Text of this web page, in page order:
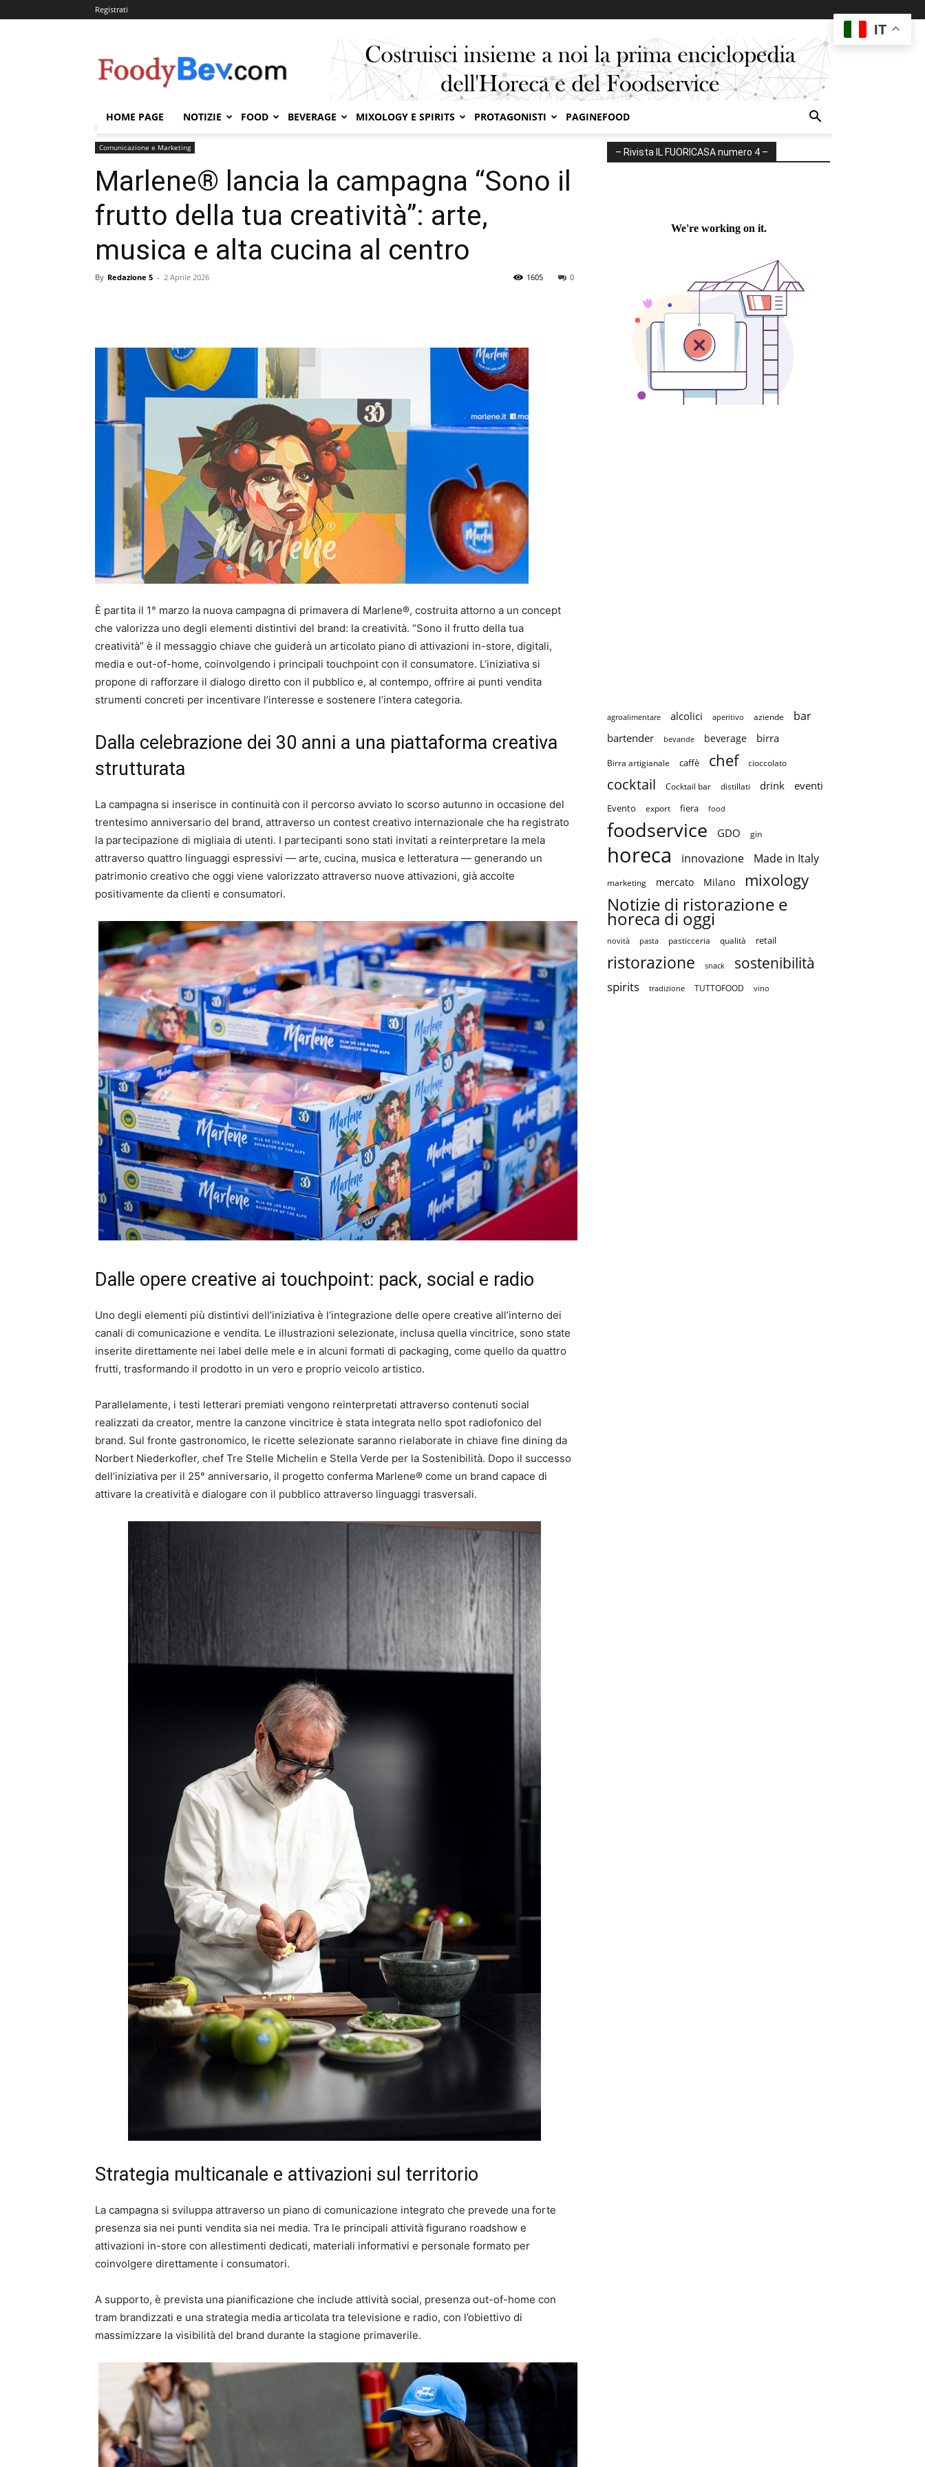
Registrati
HOME PAGE NOTIZIE FOOD BEVERAGE MIXOLOGY E SPIRITS PROTAGONISTI PAGINEFOOD
Home
Comunicazione e Marketing
Marlene® lancia la campagna “Sono il
frutto della tua creatività”: arte,
musica e alta cucina al centro
By Redazione 5 - 2 Aprile 2026 0
1605
È partita il 1° marzo la nuova campagna di primavera di Marlene®, costruita attorno a un concept
che valorizza uno degli elementi distintivi del brand: la creatività. “Sono il frutto della tua
creatività” è il messaggio chiave che guiderà un articolato piano di attivazioni in-store, digitali,
media e out-of-home, coinvolgendo i principali touchpoint con il consumatore. L’iniziativa si
propone di rafforzare il dialogo diretto con il pubblico e, al contempo, offrire ai punti vendita
strumenti concreti per incentivare l’interesse e sostenere l’intera categoria.
Dalla celebrazione dei 30 anni a una piattaforma creativa
strutturata
La campagna si inserisce in continuità con il percorso avviato lo scorso autunno in occasione del
trentesimo anniversario del brand, attraverso un contest creativo internazionale che ha registrato
la partecipazione di migliaia di utenti. I partecipanti sono stati invitati a reinterpretare la mela
attraverso quattro linguaggi espressivi — arte, cucina, musica e letteratura — generando un
patrimonio creativo che oggi viene valorizzato attraverso nuove attivazioni, già accolte
positivamente da clienti e consumatori.
Dalle opere creative ai touchpoint: pack, social e radio
Uno degli elementi più distintivi dell’iniziativa è l’integrazione delle opere creative all’interno dei
canali di comunicazione e vendita. Le illustrazioni selezionate, inclusa quella vincitrice, sono state
inserite direttamente nei label delle mele e in alcuni formati di packaging, come quello da quattro
frutti, trasformando il prodotto in un vero e proprio veicolo artistico.
Parallelamente, i testi letterari premiati vengono reinterpretati attraverso contenuti social
realizzati da creator, mentre la canzone vincitrice è stata integrata nello spot radiofonico del
brand. Sul fronte gastronomico, le ricette selezionate saranno rielaborate in chiave fine dining da
Norbert Niederkofler, chef Tre Stelle Michelin e Stella Verde per la Sostenibilità. Dopo il successo
dell’iniziativa per il 25° anniversario, il progetto conferma Marlene® come un brand capace di
attivare la creatività e dialogare con il pubblico attraverso linguaggi trasversali.
Strategia multicanale e attivazioni sul territorio
La campagna si sviluppa attraverso un piano di comunicazione integrato che prevede una forte
presenza sia nei punti vendita sia nei media. Tra le principali attività figurano roadshow e
attivazioni in-store con allestimenti dedicati, materiali informativi e personale formato per
coinvolgere direttamente i consumatori.
A supporto, è prevista una pianificazione che include attività social, presenza out-of-home con
tram brandizzati e una strategia media articolata tra televisione e radio, con l’obiettivo di
massimizzare la visibilità del brand durante la stagione primaverile.
– Rivista IL FUORICASA numero 4 –
agroalimentare alcolici aperitivo aziende bar
bartender bevande beverage birra
Birra artigianale caffè chef cioccolato
cocktail Cocktail bar distillati drink eventi
Evento export fiera food
foodservice GDO gin
horeca innovazione Made in Italy
marketing mercato Milano mixology
Notizie di ristorazione e
horeca di oggi
novità pasta pasticceria qualità retail
ristorazione snack sostenibilità
spirits tradizione TUTTOFOOD vino
IT